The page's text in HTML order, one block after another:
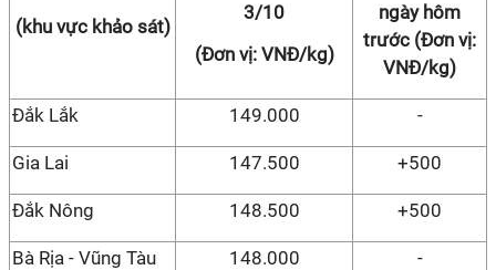
(khu vực khảo sát)
3/10
(Đơn vị: VNĐ/kg)
ngày hôm
trước (Đơn vị:
VNĐ/kg)
Đắk Lắk 149.000 -
Gia Lai 147.500 +500
Đắk Nông 148.500 +500
Bà Rịa - Vũng Tàu 148.000 -